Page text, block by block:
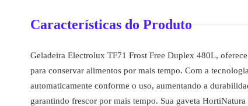
Características do Produto
Geladeira Electrolux TF71 Frost Free Duplex 480L,
para conservar alimentos por mais tempo. Com a
automaticamente conforme o uso, aumentando a
garantindo frescor por mais tempo. Sua gaveta